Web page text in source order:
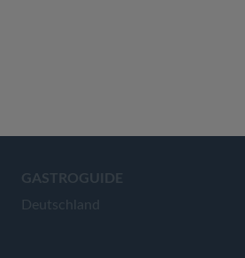
GASTROGUIDE
Deutschland